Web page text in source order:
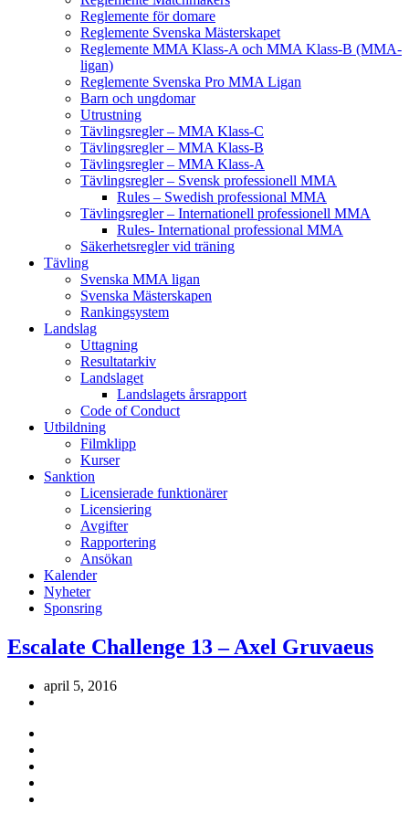
Reglemente för domare
Reglemente Svenska Mästerskapet
Reglemente MMA Klass-A och MMA Klass-B (MMA-
ligan)
Reglemente Svenska Pro MMA Ligan
Barn och ungdomar
Utrustning
Tävlingsregler – MMA Klass-C
Tävlingsregler – MMA Klass-B
Tävlingsregler – MMA Klass-A
Tävlingsregler – Svensk professionell MMA
Rules – Swedish professional MMA
Tävlingsregler – Internationell professionell MMA
Rules- International professional MMA
Säkerhetsregler vid träning
Tävling
Svenska MMA ligan
Svenska Mästerskapen
Rankingsystem
Landslag
Uttagning
Resultatarkiv
Landslaget
Landslagets årsrapport
Code of Conduct
Utbildning
Filmklipp
Kurser
Sanktion
Licensierade funktionärer
Licensiering
Avgifter
Rapportering
Ansökan
Kalender
Nyheter
Sponsring
Escalate Challenge 13 – Axel Gruvaeus
april 5, 2016